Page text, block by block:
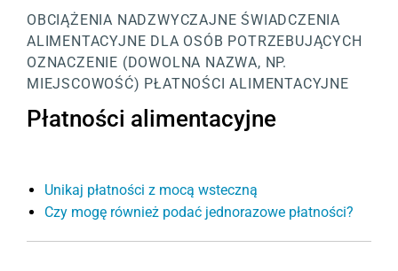
OBCIĄŻENIA NADZWYCZAJNE ŚWIADCZENIA
ALIMENTACYJNE DLA OSÓB POTRZEBUJĄCYCH
OZNACZENIE (DOWOLNA NAZWA, NP.
MIEJSCOWOŚĆ) PŁATNOŚCI ALIMENTACYJNE
Płatności alimentacyjne
Unikaj płatności z mocą wsteczną
Czy mogę również podać jednorazowe płatności?